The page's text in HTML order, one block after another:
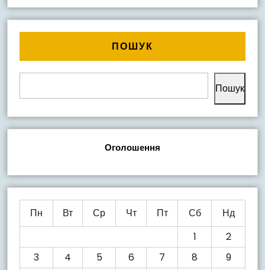
ПОШУК
Пошук
Оголошення
Пн Вт Ср Чт Пт Сб
Нд
1
2
3
4 5 6 7 8
9